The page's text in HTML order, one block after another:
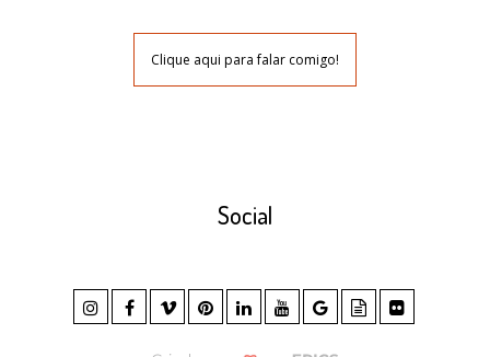
Clique aqui para falar comigo!
Social